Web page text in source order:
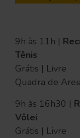
9h às 11h |
Tênis
Grátis | Livre
Quadra de
9h às 16h30 |
Vôlei
Grátis | Livre